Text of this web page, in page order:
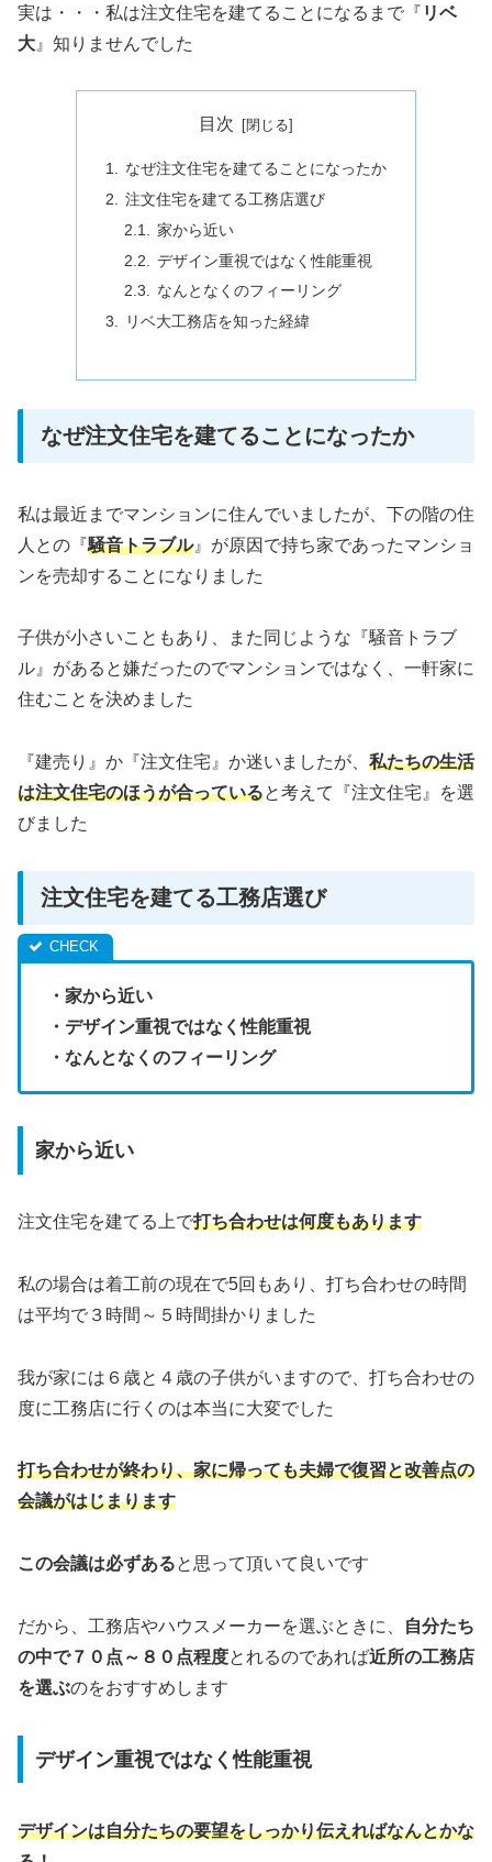
実は・・・私は注文住宅を建てることになるまで『 リベ
大 』知りませんでした
目次
なぜ注文住宅を建てることになったか
注文住宅を建てる工務店選び
家から近い
デザイン重視ではなく性能重視
なんとなくのフィーリング
リベ大工務店を知った経緯
なぜ注文住宅を建てることになったか
私は最近までマンションに住んでいましたが、下の階の住
人との『騒音トラブル』が原因で持ち家であったマンショ
ンを売却することになりました
子供が小さいこともあり、また同じような『騒音トラブ
ル』があると嫌だったのでマンションではなく、一軒家に
住むことを決めました
『建売り』か『注文住宅』か迷いましたが、 私たちの生活
は注文住宅のほうが合っていると考えて『注文住宅』を選
びました
注文住宅を建てる工務店選び
・家から近い
・デザイン重視ではなく性能重視
・なんとなくのフィーリング
家から近い
注文住宅を建てる上で打ち合わせは何度もあります
私の場合は着工前の現在で5回もあり、打ち合わせの時間
は平均で３時間～５時間掛かりました
我が家には６歳と４歳の子供がいますので、打ち合わせの
度に工務店に行くのは本当に大変でした
打ち合わせが終わり、家に帰っても夫婦で復習と改善点の
会議がはじまります
この会議は必ずあると思って頂いて良いです
だから、工務店やハウスメーカーを選ぶときに、
自分たち
の中で７０点～８０点程度とれるのであれば近所の工務店
を選ぶのをおすすめします
デザイン重視ではなく性能重視
デザインは自分たちの要望をしっかり伝えればなんとかな